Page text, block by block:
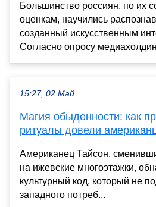
Большинство россиян, по их
оценкам, научились
созданный искусственным
Согласно опросу
15:27, 02 Май
Магия обыденности: как
ритуалы довели
Американец Тайсон,
на ижевские многоэтажки,
культурный код, который не
западного потреб...